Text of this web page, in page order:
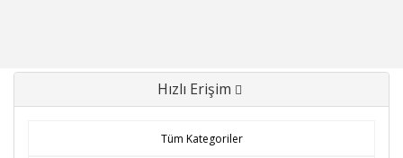
Hızlı Erişim
Tüm Kategoriler